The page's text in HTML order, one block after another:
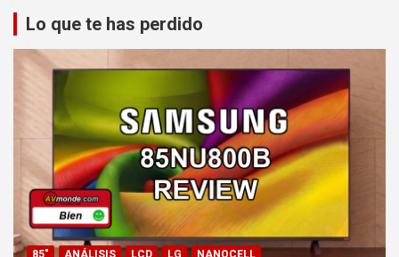
Lo que te has perdido
85" ANÁLISIS LCD LG NANOCELL